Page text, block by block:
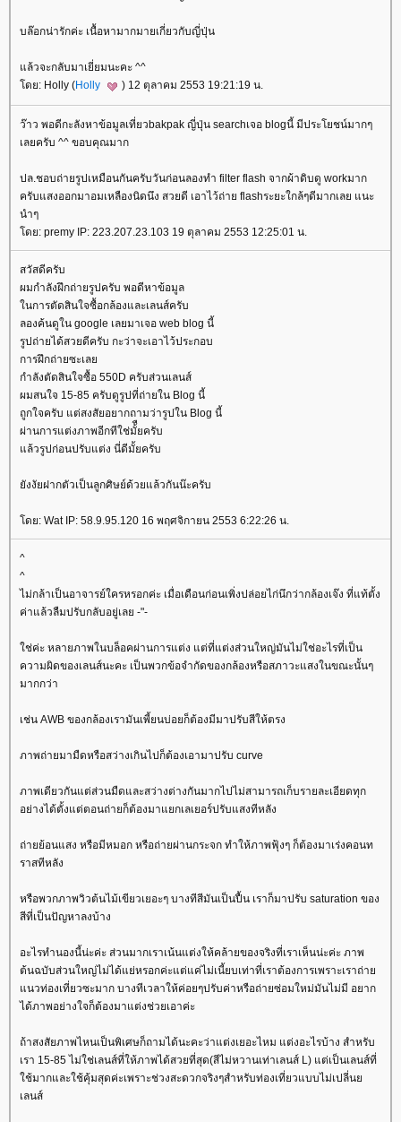
บล๊อกน่ารักค่ะ เนื้อหามากมายเกี่ยวกับญี่ปุ่น
ล้วจะกลับมาเยี่ยมนะคะ ^^
ดย: Holly (Holly ) 12 ตุลาคม 2553 19:21:19 น.
ว๊าว พอดีกะลังหาข้อมูลเที่ยวbakpak ญี่ปุ่น searchเจอ blogนี้ มีประโยชน์มากๆ
เลยครับ ^^ ขอบคุณมาก
ปล.ชอบถ่ายรูปเหมือนกันครับวันก่อนลองทำ filter flash จากผ้าดิบดู workมาก
ครับแสงออกมาอมเหลืองนิดนึง สวยดี เอาไว้ถ่าย flashระยะใกล้ๆดีมากเลย แนะ
นำๆ
ดย: premy IP: 223.207.23.103 19 ตุลาคม 2553 12:25:01 น.
สวัสดีครับ
ผมกำลังฝึกถ่ายรูปครับ พอดีหาข้อมูล
นการตัดสินใจซื้อกล้องและเลนส์ครับ
ลองค้นดูใน google เลยมาเจอ web blog นี้
รูปถ่ายได้สวยดีครับ กะว่าจะเอาไว้ประกอบ
การฝึกถ่ายซะเล
กำลังตัดสินใจซื้อ 550D ครับส่วนเลนส์
ผมสนใจ 15-85 ครับดูรูปที่ถ่ายใน Blog นี้
ถูกใจครับ แต่สงสัยอยากถามว่ารูปใน Blog นี้
ผ่านการแต่งภาพอีกทีใช่มั้ืยครับ
ล้วรูปก่อนปรับแต่ง นี่ดีมั้ยครับ
ังงัยฝากตัวเป็นลูกศิษย์ด้วยแล้วกันน๊ะครับ
ดย: Wat IP: 58.9.95.120 16 พฤศจิกายน 2553 6:22:26 น.
^
^
ไม่กล้าเป็นอาจารย์ใครหรอกค่ะ เมื่อเดือนก่อนเพิ่งปล่อยไก่นึกว่ากล้องเจ๊ง ที่แท้ตั้ง
ค่าแล้วลืมปรับกลับอยู่เลย -"-
ช่ค่ะ หลายภาพในบล็อคผ่านการแต่ง แต่ที่แต่งส่วนใหญ่มันไม่ใช่อะไรที่เป็น
ความผิดของเลนส์นะคะ เป็นพวกข้อจํากัดของกล้องหรือสภาวะแสงในขณะนั้นๆ
มากกว่า
เช่น AWB ของกล้องเรามันเพี้ยนบ่อยก็ต้องมีมาปรับสีให้ตรง
ภาพถ่ายมามืดหรือสว่างเกินไปก็ต้องเอามาปรับ curve
ภาพเดียวกันแต่ส่วนมืดและสว่างต่างกันมากไปไม่สามารถเก็บรายละเอียดทุก
อย่างได้ตั้งแต่ตอนถ่ายก็ต้องมาแยกเลเยอร์ปรับแสงทีหลัง
ถ่ายย้อนแสง หรือมีหมอก หรือถ่ายผ่านกระจก ทําให้ภาพฟุ้งๆ ก็ต้องมาเร่งคอนท
ราสทีหลัง
หรือพวกภาพวิวต้นไม้เขียวเยอะๆ บางทีสีมันเป็นปื้น เราก็มาปรับ saturation ของ
สีที่เป็นปัญหาลงบ้าง
อะไรทํานองนี้น่ะค่ะ ส่วนมากเราเน้นแต่งให้คล้ายของจริงที่เราเห็นน่ะค่ะ ภาพ
ต้นฉบับส่วนใหญ่ไม่ได้แย่หรอกค่ะแต่แค่ไม่เนี้ยบเท่าที่เราต้องการเพราะเราถ่า
นวท่องเที่ยวซะมาก บางทีเวลาให้ค่อยๆปรับค่าหรือถ่ายซ่อมใหม่มันไม่มี อยาก
ได้ภาพอย่างใจก็ต้องมาแต่งช่วยเอาค่ะ
ถ้าสงสัยภาพไหนเป็นพิเศษก็ถามได้นะคะว่าแต่งเยอะไหม แต่งอะไรบ้าง สําหรับ
เรา 15-85 ไม่ใช่เลนส์ที่ให้ภาพได้สวยที่สุด(สีไม่หวานเท่าเลนส์ L) แต่เป็นเลนส์ที่
ช้มากและใช้คุ้มสุดค่ะเพราะช่วงสะดวกจริงๆสําหรับท่องเที่ยวแบบไม่เปลี่น
เลนส์